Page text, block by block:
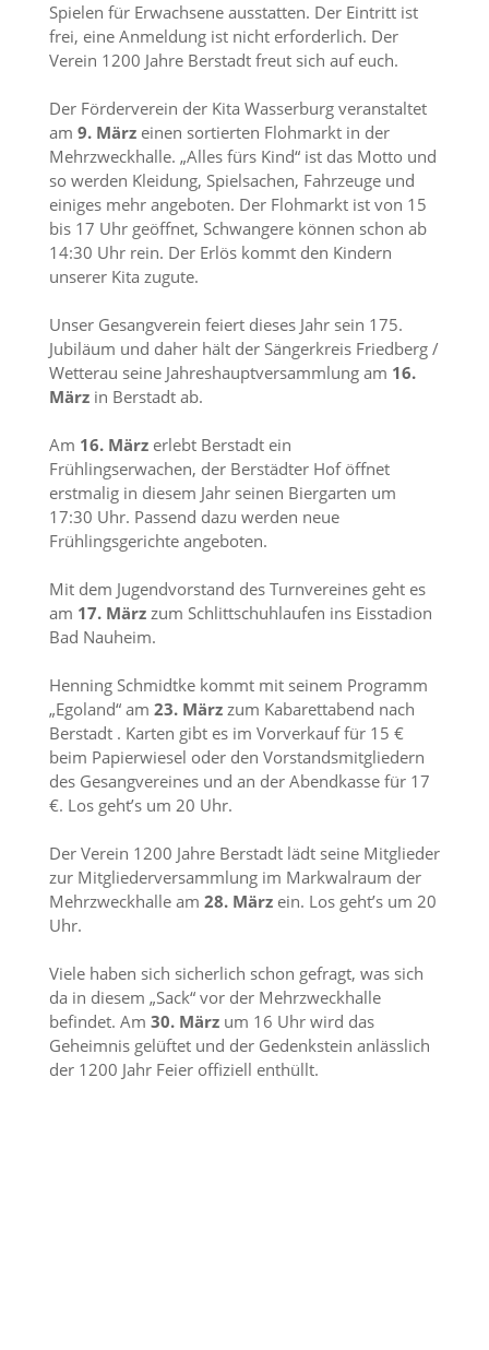
Spielen für Erwachsene ausstatten. Der Eintritt ist
frei, eine Anmeldung ist nicht erforderlich. Der
Verein 1200 Jahre Berstadt freut sich auf euch.
Der Förderverein der Kita Wasserburg veranstaltet
am 9. Märzeinen sortierten Flohmarkt in der
Mehrzweckhalle. „Alles fürs Kind“ ist das Motto und
so werden Kleidung, Spielsachen, Fahrzeuge und
einiges mehr angeboten. Der Flohmarkt ist von 15
bis 17 Uhr geöffnet, Schwangere können schon ab
14:30 Uhr rein. Der Erlös kommt den Kindern
unserer Kita zugute.
Unser Gesangverein feiert dieses Jahr sein 175.
Jubiläum und daher hält der Sängerkreis Friedberg /
Wetterau seine Jahreshauptversammlung am 16.
Märzin Berstadt ab.
Am 16. Märzerlebt Berstadt ein
Frühlingserwachen, der Berstädter Hof öffnet
erstmalig in diesem Jahr seinen Biergarten um
17:30 Uhr. Passend dazu werden neue
Frühlingsgerichte angeboten.
Mit dem Jugendvorstand des Turnvereines geht es
am 17. Märzzum Schlittschuhlaufen ins Eisstadion
Bad Nauheim.
Henning Schmidtke kommt mit seinem Programm
„Egoland“ am 23. Märzzum Kabarettabend nach
Berstadt . Karten gibt es im Vorverkauf für 15 €
beim Papierwiesel oder den Vorstandsmitgliedern
des Gesangvereines und an der Abendkasse für 17
€. Los geht’s um 20 Uhr.
Der Verein 1200 Jahre Berstadt lädt seine Mitglieder
zur Mitgliederversammlung im Markwalraum der
Mehrzweckhalle am 28. Märzein. Los geht’s um 20
Uhr.
Viele haben sich sicherlich schon gefragt, was sich
da in diesem „Sack“ vor der Mehrzweckhalle
befindet. Am 30. Märzum 16 Uhr wird das
Geheimnis gelüftet und der Gedenkstein anlässlich
der 1200 Jahr Feier offiziell enthüllt.